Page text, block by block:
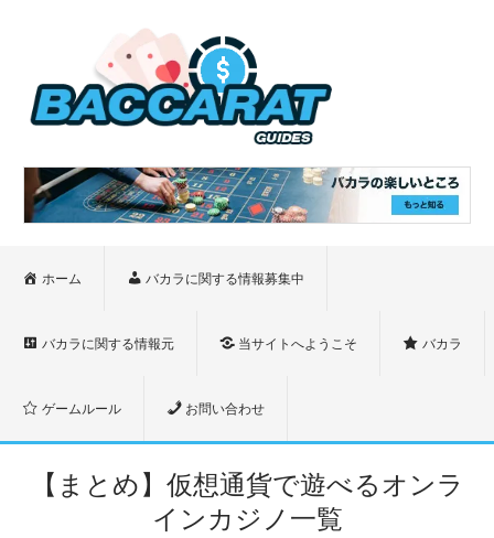
ホーム バカラに関する情報募集中
バカラに関する情報元 当サイトへようこそ バカラ
ゲームルール お問い合わせ
【まとめ】仮想通貨で遊べるオンラ
インカジノ一覧